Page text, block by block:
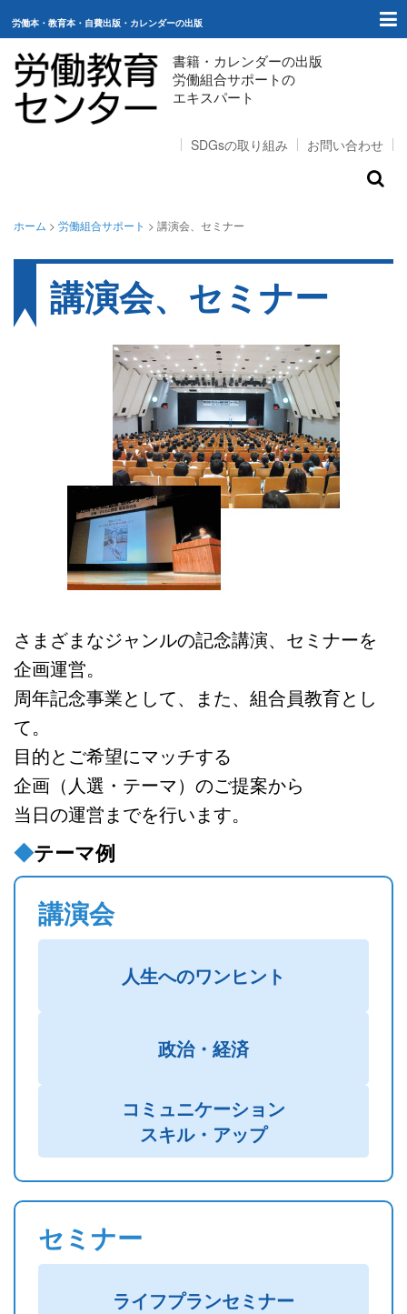
労働本・教育本・自費出版・カレンダーの出版
書籍・カレンダーの出版
労働組合サポートの
エキスパート
SDGsの取り組み お問い合わせ
ホーム
出版（ご購入）
自費出版
労働組合サポート
スタッフコラム
ホーム > 労働組合サポート > 講演会、セミナー
講演会、セミナー
さまざまなジャンルの記念講演、セミナーを
企画運営。
周年記念事業として、また、組合員教育とし
て。
目的とご希望にマッチする
企画（人選・テーマ）のご提案から
当日の運営までを行います。
テーマ例
講演会
人生へのワンヒント
政治・経済
コミュニケーション
スキル・アップ
セミナー
ライフプランセミナー